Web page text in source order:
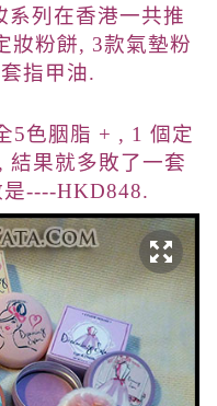
列 在香港一共推
妝粉餅, 3款氣墊粉
指甲油.
5色胭脂 + , 1 個定
結果就多敗了一套
----HKD848.